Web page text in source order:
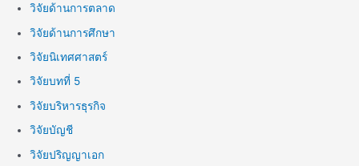
วิจัยด้านการตลาด
วิจัยด้านการศึกษา
วิจัยนิเทศศาสตร์
วิจัยบทที่ 5
วิจัยบริหารธุรกิจ
วิจัยบัญชี
วิจัยปริญญาเอก